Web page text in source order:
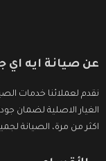
عن صيانة ايه اي
نقدم لعملائنا خدمات
الغيار الاصلية لضمان
اكثر من مرة، الصيانة